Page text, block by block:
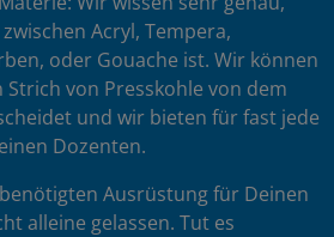
Acryl, Tempera,
oder Gouache ist. Wir können
von Presskohle von dem
und wir bieten für fast jede
Dozenten.
Ausrüstung für Deinen
alleine gelassen. Tut es